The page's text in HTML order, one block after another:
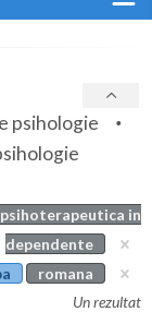
psihologie
in
dependente
romana
Un rezultat